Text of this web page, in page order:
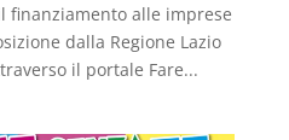
alle imprese
dalla Regione Lazio
il portale Fare...